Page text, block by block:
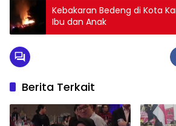
Kebakaran Bedeng di Kota
Ibu dan Anak
Berita Terkait